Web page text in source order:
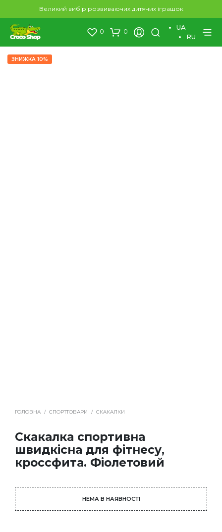
Великий вибір розвиваючих дитячих іграшок
0 0
UA
RU
ЗНИЖКА 10%
ГОЛОВНА / СПОРТТОВАРИ / СКАКАЛКИ
Скакалка спортивна
швидкісна для фітнесу,
кроссфита. Фіолетовий
НЕМА В НАЯВНОСТІ